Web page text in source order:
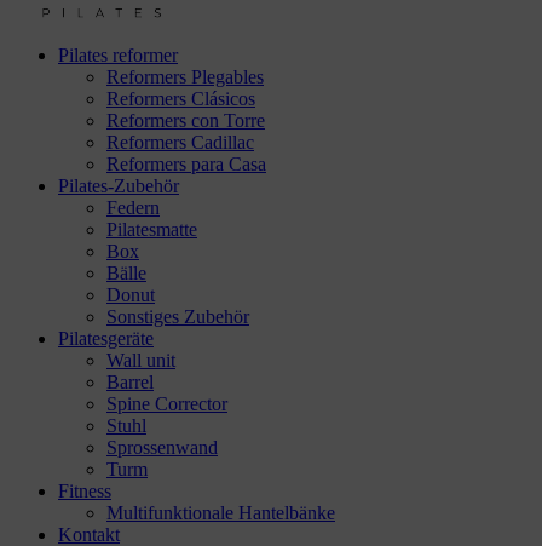
Pilates reformer
Reformers Plegables
Reformers Clásicos
Reformers con Torre
Reformers Cadillac
Reformers para Casa
Pilates-Zubehör
Federn
Pilatesmatte
Box
Bälle
Donut
Sonstiges Zubehör
Pilatesgeräte
Wall unit
Barrel
Spine Corrector
Stuhl
Sprossenwand
Turm
Fitness
Multifunktionale Hantelbänke
Kontakt